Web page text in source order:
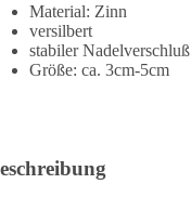
Material: Zinn
versilbert
stabiler Nadelverschluß
Größe: ca. 3cm-5cm